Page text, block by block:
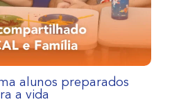
alunos preparados
a vida